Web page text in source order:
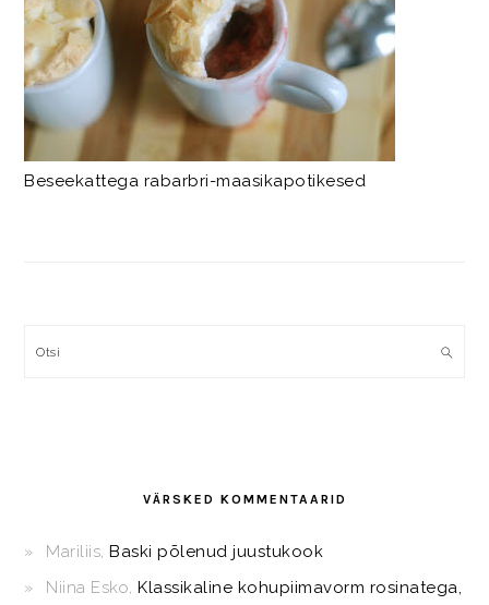
Beseekattega rabarbri-maasikapotikesed
Otsi
VÄRSKED KOMMENTAARID
Mariliis,Baski põlenud juustukook
Niina Esko,Klassikaline kohupiimavorm rosinatega,